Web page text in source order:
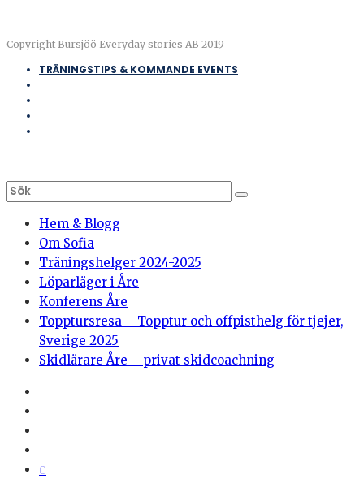
Copyright Bursjöö Everyday stories AB 2019
TRÄNINGSTIPS & KOMMANDE EVENTS
Hem & Blogg
Om Sofia
Träningshelger 2024-2025
Löparläger i Åre
Konferens Åre
Topptursresa – Topptur och offpisthelg för tjejer,
Sverige 2025
Skidlärare Åre – privat skidcoachning
0